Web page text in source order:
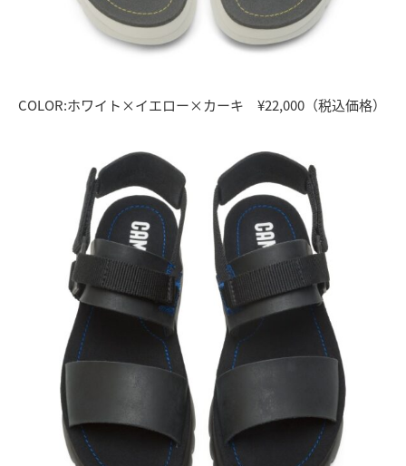
COLOR:ホワイト×イエロー×カーキ ¥22,000（税込価格）